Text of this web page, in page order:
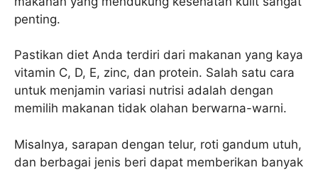
penting.
Pastikan diet Anda terdiri dari makanan yang kaya
vitamin C, D, E, zinc, dan protein. Salah satu cara
untuk menjamin variasi nutrisi adalah dengan
memilih makanan tidak olahan berwarna-warni.
Misalnya, sarapan dengan telur, roti gandum utuh,
dan berbagai jenis beri dapat memberikan banyak